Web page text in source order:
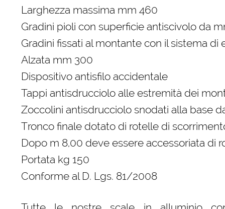
Larghezza massima mm 460
Gradini pioli con superficie antiscivolo da
Gradini fissati al montante con il sistema di
Alzata mm 300
Dispositivo antisfilo accidentale
Tappi antisdrucciolo alle estremità dei
Zoccolini antisdrucciolo snodati alla base
Tronco finale dotato di rotelle di
Dopo m 8,00 deve essere accessoriata di
Portata kg 150
Conforme al D. Lgs. 81/2008